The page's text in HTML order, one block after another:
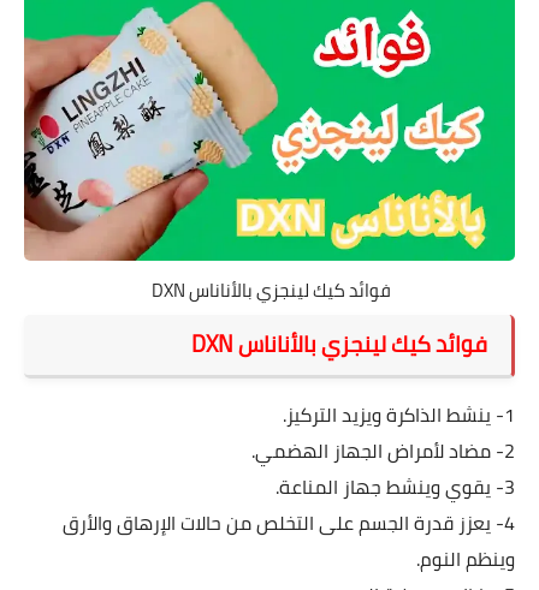
فوائد كيك لينجزي بالأناناس DXN
فوائد كيك لينجزي بالأناناس DXN
1- ينشط الذاكرة ويزيد التركيز.
2- مضاد لأمراض الجهاز الهضمي.
3- يقوي وينشط جهاز المناعة.
4- يعزز قدرة الجسم على التخلص من حالات الإرهاق والأرق
وينظم النوم.